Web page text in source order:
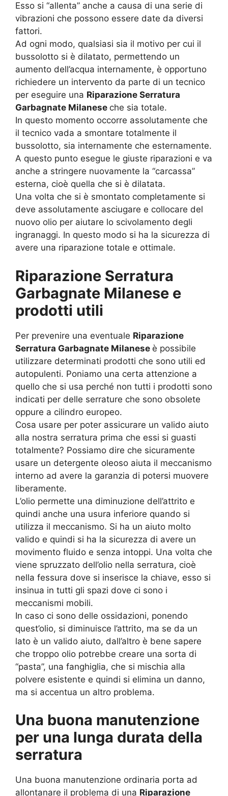
Esso si “allenta” anche a causa di una serie di
vibrazioni che possono essere date da diversi
fattori.
Ad ogni modo, qualsiasi sia il motivo per cui il
bussolotto si è dilatato, permettendo un
aumento dell’acqua internamente, è opportuno
richiedere un intervento da parte di un tecnico
per eseguire una Riparazione Serratura
Garbagnate Milanese che sia totale.
In questo momento occorre assolutamente che
il tecnico vada a smontare totalmente il
bussolotto, sia internamente che esternamente.
A questo punto esegue le giuste riparazioni e va
anche a stringere nuovamente la “carcassa”
esterna, cioè quella che si è dilatata.
Una volta che si è smontato completamente si
deve assolutamente asciugare e collocare del
nuovo olio per aiutare lo scivolamento degli
ingranaggi. In questo modo si ha la sicurezza di
avere una riparazione totale e ottimale.
Riparazione Serratura
Garbagnate Milanese e
prodotti utili
Per prevenire una eventuale Riparazione
Serratura Garbagnate Milanese è possibile
utilizzare determinati prodotti che sono utili ed
autopulenti. Poniamo una certa attenzione a
quello che si usa perché non tutti i prodotti sono
indicati per delle serrature che sono obsolete
oppure a cilindro europeo.
Cosa usare per poter assicurare un valido aiuto
alla nostra serratura prima che essi si guasti
totalmente? Possiamo dire che sicuramente
usare un detergente oleoso aiuta il meccanismo
interno ad avere la garanzia di potersi muovere
liberamente.
L’olio permette una diminuzione dell’attrito e
quindi anche una usura inferiore quando si
utilizza il meccanismo. Si ha un aiuto molto
valido e quindi si ha la sicurezza di avere un
movimento fluido e senza intoppi. Una volta che
viene spruzzato dell’olio nella serratura, cioè
nella fessura dove si inserisce la chiave, esso si
insinua in tutti gli spazi dove ci sono i
meccanismi mobili.
In caso ci sono delle ossidazioni, ponendo
quest’olio, si diminuisce l’attrito, ma se da un
lato è un valido aiuto, dall’altro è bene sapere
che troppo olio potrebbe creare una sorta di
“pasta”, una fanghiglia, che si mischia alla
polvere esistente e quindi si elimina un danno,
ma si accentua un altro problema.
Una buona manutenzione
per una lunga durata della
serratura
Una buona manutenzione ordinaria porta ad
allontanare il problema di una Riparazione